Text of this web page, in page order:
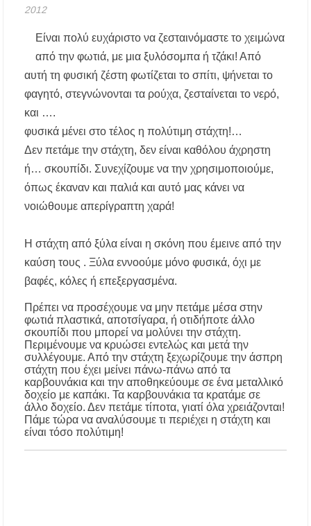
περιοχές τη Δευτέρα 10 Αυγούστου
Πολύγυρος: Συγκίνηση για την απώλεια του
Γιάννη Αικατερινάρη – Το συγκινητικό «αντίο»
του Δημάρχου Γιώργου Εμμανουήλ
Χαλκιδική: Οριοθετήθηκε σε μισή ώρα η
πυρκαγιά στα Πυργαδίκια
Μεγάλη γιορτή του Αστέρα Αγίου Νικολάου τη
Δευτέρα 10 Αυγούστου
Αμοιβή εργαζομένων την 15η Αυγούστου: Όλα
όσα πρέπει να γνωρίζετε
η ελάχιστη κατανάλωση στα beach bars
Η Ουρανούπολη σε ζωντανή σύνδεση: Η
ergoxalkidikis.gr
Χαλκιδική: Τραυματίστηκε οδηγός
μοτοσικλέτας σε τροχαίο στον δρόμο
Ολυμπιάδας – Σταυρού
Χαλκιδική: Τραυματίστηκε 8χρονος Βρετανός
ενώ έκανε βουτιά σε παραλία στο Παλιούρι
Χαλκιδική: Απαγόρευση κυκλοφορίας σε
2012
Είναι πολύ ευχάριστο να ζεσταινόμαστε το χειμώνα
από την φωτιά, με μια ξυλόσομπα ή τζάκι! Από
αυτή τη φυσική ζέστη φωτίζεται το σπίτι, ψήνεται το
φαγητό, στεγνώνονται τα ρούχα, ζεσταίνεται το νερό,
και ….
φυσικά μένει στο τέλος η πολύτιμη στάχτη!…
Δεν πετάμε την στάχτη, δεν είναι καθόλου άχρηστη
ή… σκουπίδι. Συνεχίζουμε να την χρησιμοποιούμε,
όπως έκαναν και παλιά και αυτό μας κάνει να
νοιώθουμε απερίγραπτη χαρά!
Η στάχτη από ξύλα είναι η σκόνη που έμεινε από την
καύση τους . Ξύλα εννοούμε μόνο φυσικά, όχι με
βαφές, κόλες ή επεξεργασμένα.
Πρέπει να προσέχουμε να μην πετάμε μέσα στην
φωτιά πλαστικά, αποτσίγαρα, ή οτιδήποτε άλλο
σκουπίδι που μπορεί να μολύνει την στάχτη.
Περιμένουμε να κρυώσει εντελώς και μετά την
συλλέγουμε. Από την στάχτη ξεχωρίζουμε την άσπρη
στάχτη που έχει μείνει πάνω-πάνω από τα
καρβουνάκια και την αποθηκεύουμε σε ένα μεταλλικό
δοχείο με καπάκι. Τα καρβουνάκια τα κρατάμε σε
άλλο δοχείο. Δεν πετάμε τίποτα, γιατί όλα χρειάζονται!
Πάμε τώρα να αναλύσουμε τι περιέχει η στάχτη και
είναι τόσο πολύτιμη!